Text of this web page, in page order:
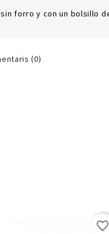
forro y con un bolsillo
(0)
favorite_border